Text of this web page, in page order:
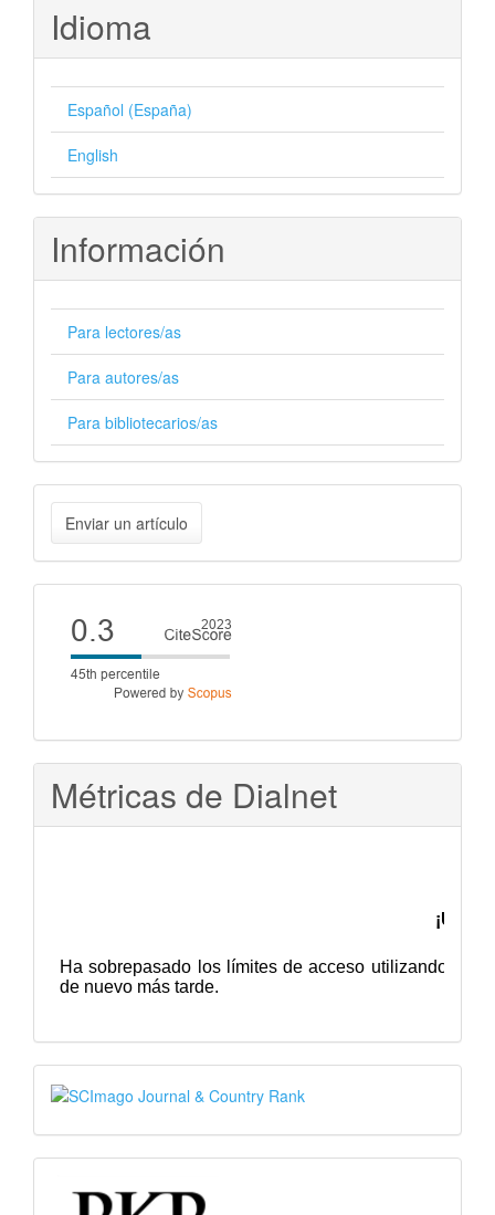
Idioma
Español (España)
English
Información
Para lectores/as
Para autores/as
Para bibliotecarios/as
Enviar
un
artículo
Enviar un artículo
Cite
score
Métricas de Dialnet
SJR
PKP